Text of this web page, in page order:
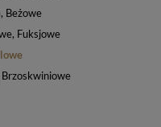
Beżowe
Fuksjowe